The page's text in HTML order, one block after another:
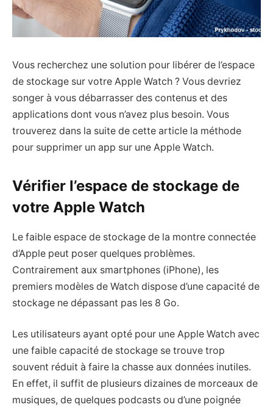
Vous recherchez une solution pour libérer de l’espace
de stockage sur votre Apple Watch ? Vous devriez
songer à vous débarrasser des contenus et des
applications dont vous n’avez plus besoin. Vous
trouverez dans la suite de cette article la méthode
pour supprimer un app sur une Apple Watch.
Vérifier l’espace de stockage de
votre Apple Watch
Le faible espace de stockage de la montre connectée
d’Apple peut poser quelques problèmes.
Contrairement aux smartphones (iPhone), les
premiers modèles de Watch dispose d’une capacité de
stockage ne dépassant pas les 8 Go.
Les utilisateurs ayant opté pour une Apple Watch avec
une faible capacité de stockage se trouve trop
souvent réduit à faire la chasse aux données inutiles.
En effet, il suffit de plusieurs dizaines de morceaux de
musiques, de quelques podcasts ou d’une poignée